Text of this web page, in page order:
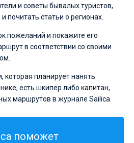
и советы бывалых туристов,
почитать статьи о регионах.
пожеланий и покажите его
в соответствии со своими
которая планирует нанять
есть шкипер либо капитан,
маршрутов в журнале Sailica.
поможет